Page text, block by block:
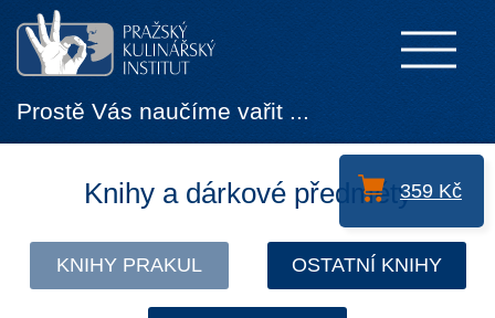
359 Kč
Prostě Vás naučíme vařit ...
Knihy a dárkové předměty
KNIHY PRAKUL OSTATNÍ KNIHY